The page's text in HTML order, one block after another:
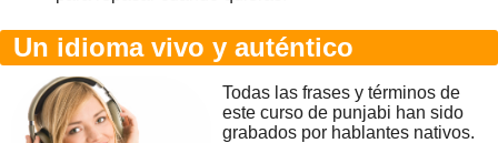
Un idioma vivo y auténtico
Todas las frases y términos de
este curso de punjabi han sido
grabados por hablantes nativos.